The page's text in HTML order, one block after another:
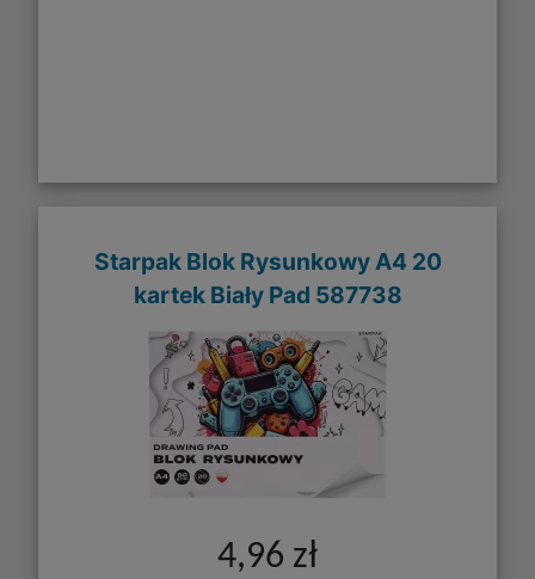
Starpak Blok Rysunkowy A4 20
kartek Biały Pad 587738
4,96 zł